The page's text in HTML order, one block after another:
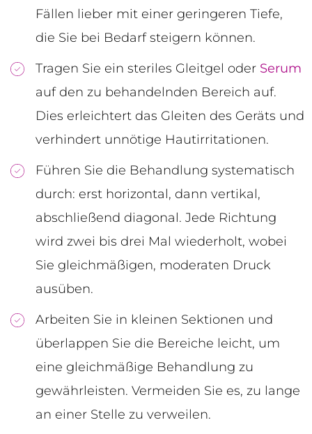
Fällen lieber mit einer geringeren Tiefe,
die Sie bei Bedarf steigern können.
Tragen Sie ein steriles Gleitgel oder Serum
auf den zu behandelnden Bereich auf.
Dies erleichtert das Gleiten des Geräts und
verhindert unnötige Hautirritationen.
Führen Sie die Behandlung systematisch
durch: erst horizontal, dann vertikal,
abschließend diagonal. Jede Richtung
wird zwei bis drei Mal wiederholt, wobei
Sie gleichmäßigen, moderaten Druck
ausüben.
Arbeiten Sie in kleinen Sektionen und
überlappen Sie die Bereiche leicht, um
eine gleichmäßige Behandlung zu
gewährleisten. Vermeiden Sie es, zu lange
an einer Stelle zu verweilen.